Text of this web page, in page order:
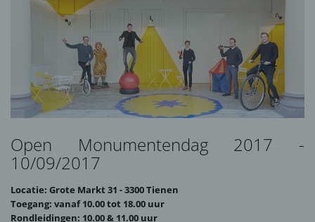
Open Monumentendag 2017 -
10/09/2017
Locatie: Grote Markt 31 - 3300 Tienen
Toegang: vanaf 10.00 tot 18.00 uur
Rondleidingen: 10.00 & 11.00 uur